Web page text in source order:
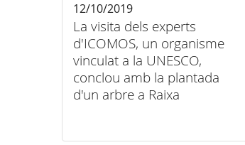
La visita dels experts
d'ICOMOS, un organisme
vinculat a la UNESCO,
conclou amb la plantada
d'un arbre a Raixa
12/10/2019